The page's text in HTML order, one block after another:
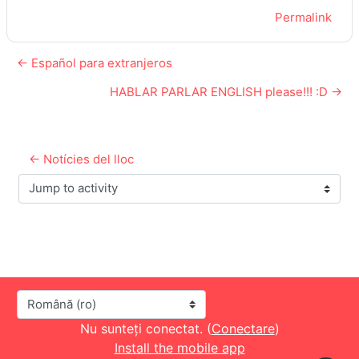
Permalink
← Español para extranjeros
HABLAR PARLAR ENGLISH please!!! :D →
← Notícies del lloc
Jump to activity
Limbă
Nu sunteți conectat. (Conectare)
Install the mobile app